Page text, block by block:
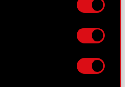
z dokładnością nawet
urządzenie, aktywnie
je zbiory
posiadania Podstawa
o ofercie – nabycie